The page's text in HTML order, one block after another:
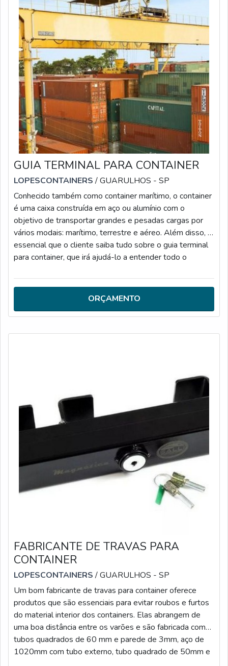
GUIA TERMINAL PARA CONTAINER
LOPESCONTAINERS/ GUARULHOS - SP
Conhecido também como container marítimo, o container
é uma caixa construída em aço ou alumínio com o
objetivo de transportar grandes e pesadas cargas por
vários modais: marítimo, terrestre e aéreo. Além disso, é
essencial que o cliente saiba tudo sobre o guia terminal
para container, que irá ajudá-lo a entender todo o
produto, são: Dry Box; Container HC ou High Cube;
Container com Carregamento lateral; Container Abertura
de Topo; Open Top; Container
ORÇAMENTO
FABRICANTE DE TRAVAS PARA
CONTAINER
LOPESCONTAINERS/ GUARULHOS - SP
Um bom fabricante de travas para container oferece
produtos que são essenciais para evitar roubos e furtos
do material interior dos containers. Elas abrangem de
uma boa distância entre os varões e são fabricada com
tubos quadrados de 60 mm e parede de 3mm, aço de
1020mm com tubo externo, tubo quadrado de 50mm e